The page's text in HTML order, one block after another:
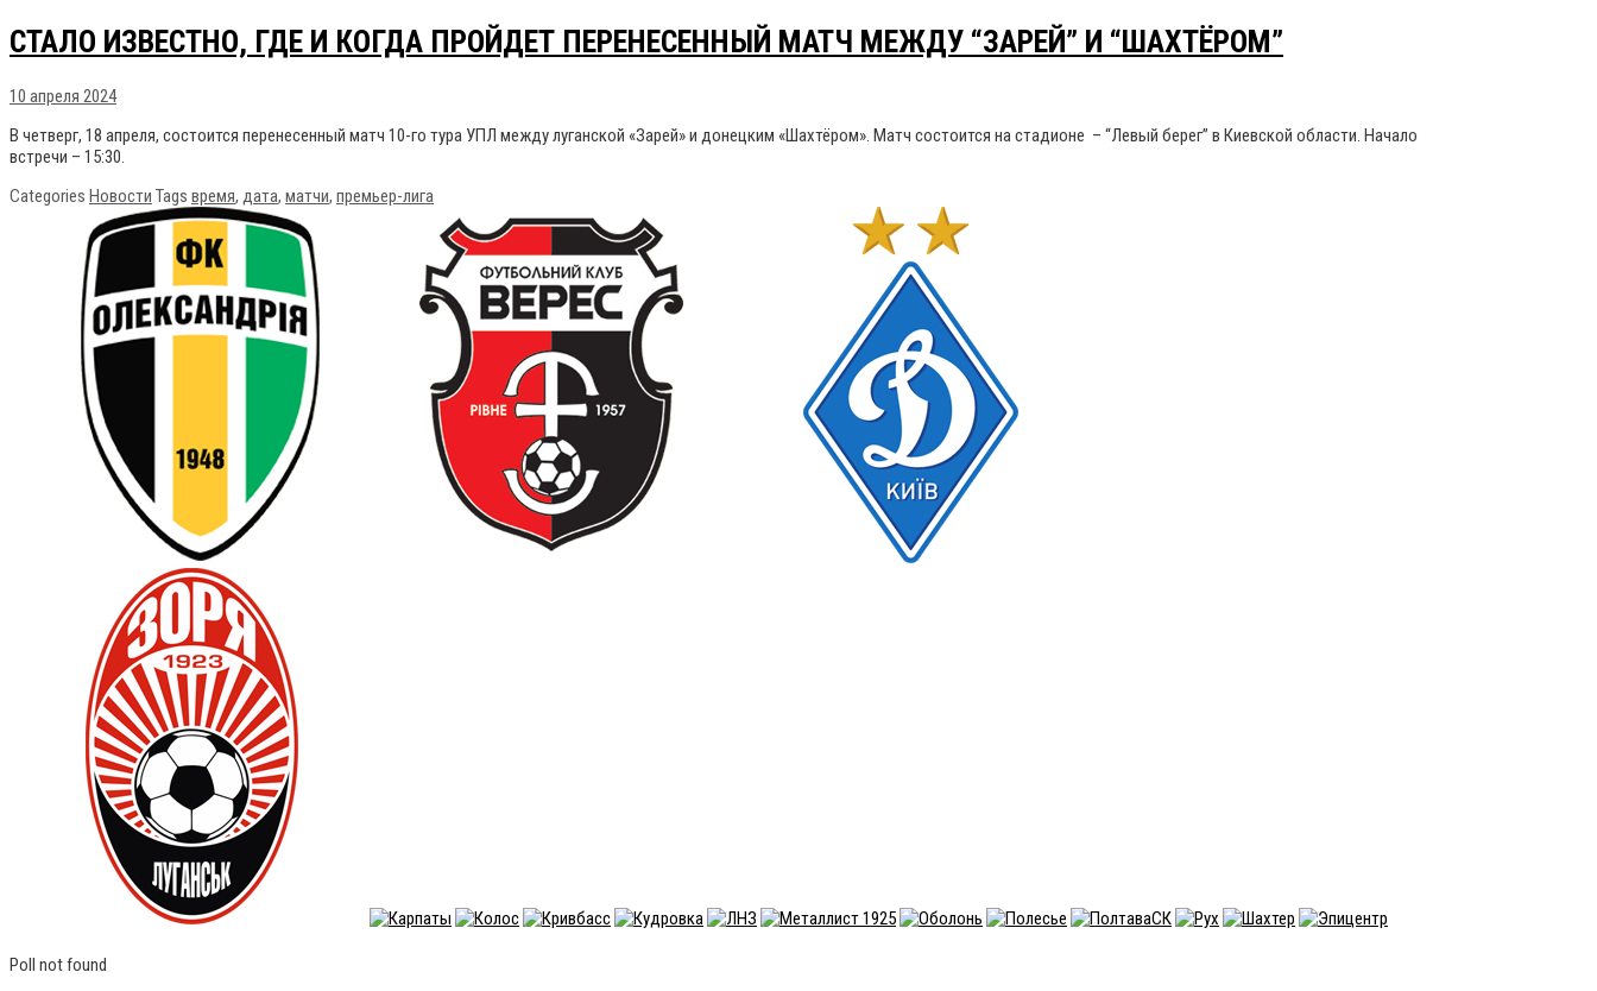
СТАЛО ИЗВЕСТНО, ГДЕ И КОГДА ПРОЙДЕТ ПЕРЕНЕСЕННЫЙ МАТЧ МЕЖДУ “ЗАРЕЙ” И “ШАХТЁРОМ”
10 апреля 2024
В четверг, 18 апреля, состоится перенесенный матч 10-го тура УПЛ между луганской «Зарей» и донецким «Шахтёром». Матч состоится на стадионе – “Левый берег” в Киевской области. Начало
встречи – 15:30.
Categories Новости Tags время, дата, матчи, премьер-лига
Poll not found